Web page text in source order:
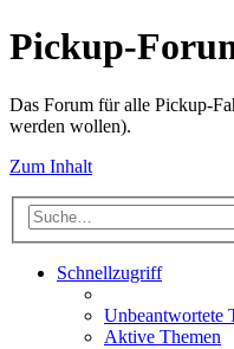
Pickup-
Das Forum für alle Pickup-
werden wollen).
Zum Inhalt
Schnellzugriff
Unbeantwortete
Aktive Themen